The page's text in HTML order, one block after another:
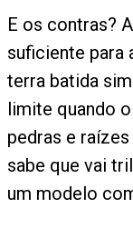
E os contras?
suficiente para
terra batida
limite quando
pedras e
sabe que vai
um modelo